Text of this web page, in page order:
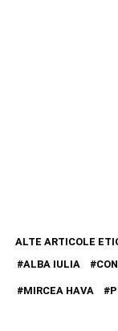
ALTE ARTICOLE
ALBA IULIA
MIRCEA HAVA